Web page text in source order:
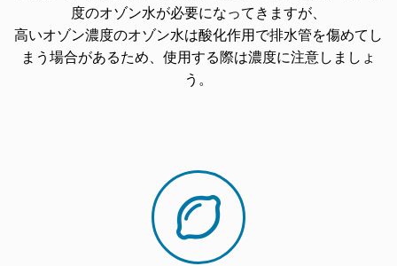
度のオゾン水が必要になってきますが、
高いオゾン濃度のオゾン水は酸化作用で排水管を傷めてし
まう場合があるため、使用する際は濃度に注意しましょ
う。